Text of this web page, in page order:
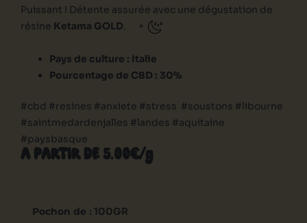
Puissant ! Détente assurée avec une dégustation de
résine Ketama GOLD. +
Pays de culture : Italie
Pourcentage de CBD : 30%
#cbd #resines #anxiete #stress #soustons #libourne
#saintmedardenjalles #landes #aquitaine
#paysbasque
A PARTIR DE 5.00€/g
Pochon de : 100GR
de